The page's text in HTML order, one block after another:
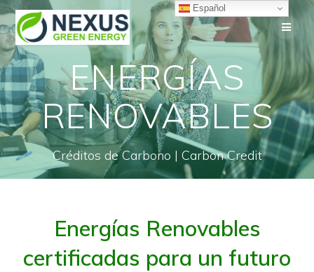
Saltar
al
contenido
ENERGÍAS
RENOVABLES
Créditos de Carbono | Carbon Credit
Energías Renovables
certificadas para un futuro
Español